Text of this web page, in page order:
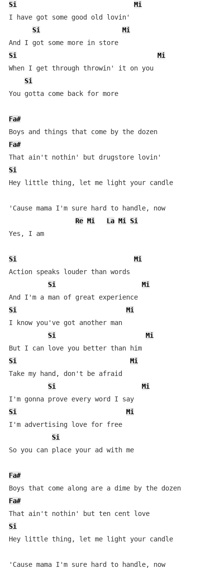
Si
Mi
I have got some good old lovin'
Si
Mi
And I got some more in store
Si
Mi
When I get through throwin' it on you
Si
You gotta come back for more
Fa#
Boys and things that come by the dozen
Fa#
Si
Hey little thing, let me light your candle
'Cause mama I'm sure hard to handle, now
Re Mi La Mi
Si
Yes, I am
Si
Mi
Action speaks louder than words
Si
Mi
And I'm a man of great experience
Si
Mi
I know you've got another man
Si
Mi
But I can love you better than him
Si
Mi
Take my hand, don't be afraid
Si
Mi
I'm gonna prove every word I say
Si
Mi
I'm advertising love for free
Si
So you can place your ad with me
Fa#
Boys that come along are a dime by the dozen
Fa#
That ain't nothin' but ten cent love
Si
Hey little thing, let me light your candle
'Cause mama I'm sure hard to handle, now